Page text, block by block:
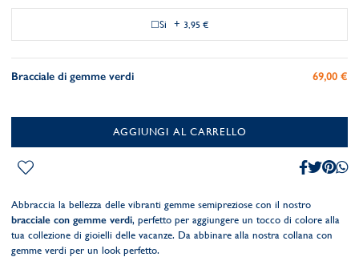
Si + 3,95 €
Bracciale di gemme verdi 69,00 €
AGGIUNGI AL CARRELLO
Abbraccia la bellezza delle vibranti gemme semipreziose con il nostro
bracciale con gemme verdi, perfetto per aggiungere un tocco di colore alla
tua collezione di gioielli delle vacanze. Da abbinare alla nostra collana con
gemme verdi per un look perfetto.